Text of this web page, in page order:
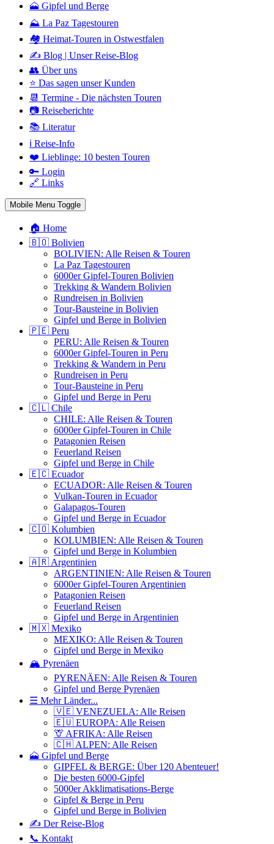
🗻 Gipfel und Berge
⛰️ La Paz Tagestouren
🏘️ Heimat-Touren in Ostwestfalen
✍️ Blog | Unser Reise-Blog
👥 Über uns
⭐ Das sagen unser Kunden
📆 Termine - Die nächsten Touren
📷 Reiseberichte
📚 Literatur
ℹ️ Reise-Info
❤️ Lieblinge: 10 besten Touren
🔑 Login
🔗 Links
Mobile Menu Toggle
🏠 Home
🇧🇴 Bolivien
BOLIVIEN: Alle Reisen & Touren
La Paz Tagestouren
6000er Gipfel-Touren Bolivien
Trekking & Wandern Bolivien
Rundreisen in Bolivien
Tour-Bausteine in Bolivien
Gipfel und Berge in Bolivien
🇵🇪 Peru
PERU: Alle Reisen & Touren
6000er Gipfel-Touren in Peru
Trekking & Wandern in Peru
Rundreisen in Peru
Tour-Bausteine in Peru
Gipfel und Berge in Peru
🇨🇱 Chile
CHILE: Alle Reisen & Touren
6000er Gipfel-Touren in Chile
Patagonien Reisen
Feuerland Reisen
Gipfel und Berge in Chile
🇪🇨 Ecuador
ECUADOR: Alle Reisen & Touren
Vulkan-Touren in Ecuador
Galapagos-Touren
Gipfel und Berge in Ecuador
🇨🇴 Kolumbien
KOLUMBIEN: Alle Reisen & Touren
Gipfel und Berge in Kolumbien
🇦🇷 Argentinien
ARGENTINIEN: Alle Reisen & Touren
6000er Gipfel-Touren Argentinien
Patagonien Reisen
Feuerland Reisen
Gipfel und Berge in Argentinien
🇲🇽 Mexiko
MEXIKO: Alle Reisen & Touren
Gipfel und Berge in Mexiko
🏔️ Pyrenäen
PYRENÄEN: Alle Reisen & Touren
Gipfel und Berge Pyrenäen
☰ Mehr Länder...
🇻🇪 VENEZUELA: Alle Reisen
🇪🇺 EUROPA: Alle Reisen
🦒 AFRIKA: Alle Reisen
🇨🇭 ALPEN: Alle Reisen
🗻 Gipfel und Berge
GIPFEL & BERGE: Über 120 Abenteuer!
Die besten 6000-Gipfel
5000er Akklimatisations-Berge
Gipfel & Berge in Peru
Gipfel und Berge in Bolivien
✍️ Der Reise-Blog
📞 Kontakt